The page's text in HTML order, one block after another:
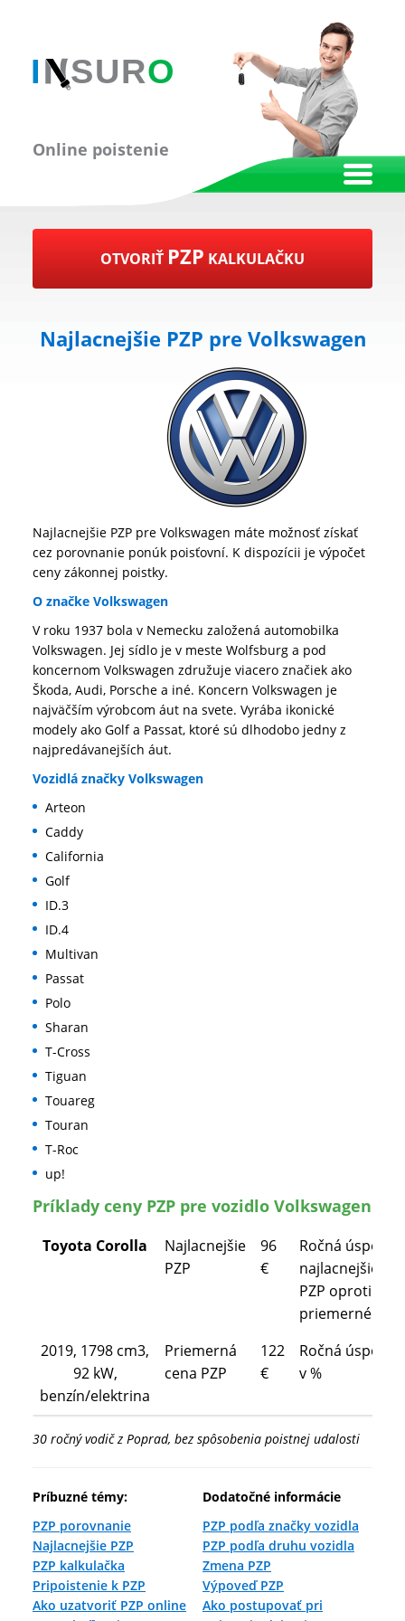
Online poistenie
OTVORIŤ PZP KALKULAČKU
Najlacnejšie PZP pre Volkswagen
Najlacnejšie PZP pre Volkswagen máte možnosť získať
cez porovnanie ponúk poisťovní. K dispozícii je výpočet
ceny zákonnej poistky.
O značke Volkswagen
V roku 1937 bola v Nemecku založená automobilka
Volkswagen. Jej sídlo je v meste Wolfsburg a pod
koncernom Volkswagen združuje viacero značiek ako
Škoda, Audi, Porsche a iné. Koncern Volkswagen je
najväčším výrobcom áut na svete. Vyrába ikonické
modely ako Golf a Passat, ktoré sú dlhodobo jedny z
najpredávanejších áut.
Vozidlá značky Volkswagen
Arteon
Caddy
California
Golf
ID.3
ID.4
Multivan
Passat
Polo
Sharan
T-Cross
Tiguan
Touareg
Touran
T-Roc
up!
Príklady ceny PZP pre vozidlo Volkswagen
Toyota Corolla
Najlacnejšie
PZP
96
€
Ročná úspora
najlacnejšieho
PZP oproti
priemernému
2019, 1798 cm3,
92 kW,
benzín/elektrina
Priemerná
cena PZP
122
€
Ročná úspora
v %
30 ročný vodič z Poprad, bez spôsobenia poistnej udalosti
Príbuzné témy:
PZP porovnanie
Najlacnejšie PZP
PZP kalkulačka
Pripoistenie k PZP
Ako uzatvoriť PZP online
Dodatočné informácie
PZP podľa značky vozidla
PZP podľa druhu vozidla
Zmena PZP
Výpoveď PZP
Ako postupovať pri